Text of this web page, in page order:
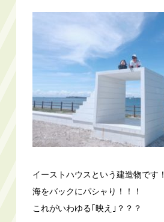
イーストハウスという建造物です！
海をバックにパシャり！！！
これがいわゆる｢映え｣？？？